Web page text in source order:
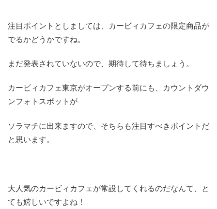
注目ポイントとしましては、カービィカフェの限定商品が
でるかどうかですね。
まだ発表されていないので、期待して待ちましょう。
カービィカフェ東京がオープンする前にも、カウントダウ
ンフォトスポットが
ソラマチに出来ますので、そちらも注目すべきポイントだ
と思います。
大人気のカービィカフェが常設してくれるのだなんて、と
ても嬉しいですよね！